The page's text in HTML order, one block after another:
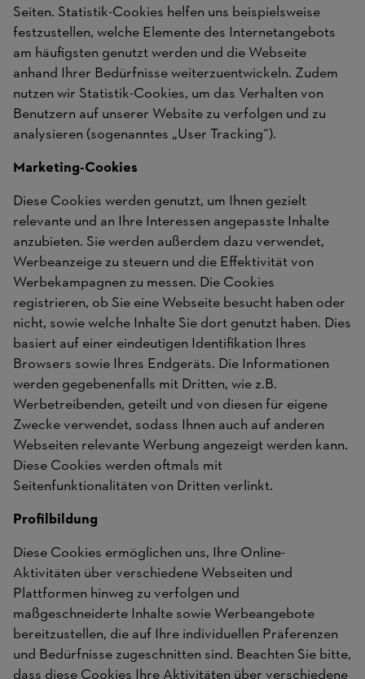
Seiten. Statistik-Cookies helfen uns beispielsweise
festzustellen, welche Elemente des Internetangebots
am häufigsten genutzt werden und die Webseite
anhand Ihrer Bedürfnisse weiterzuentwickeln. Zudem
nutzen wir Statistik-Cookies, um das Verhalten von
Benutzern auf unserer Website zu verfolgen und zu
analysieren (sogenanntes „User Tracking“).
Marketing-Cookies
Diese Cookies werden genutzt, um Ihnen gezielt
relevante und an Ihre Interessen angepasste Inhalte
anzubieten. Sie werden außerdem dazu verwendet,
Werbeanzeige zu steuern und die Effektivität von
Werbekampagnen zu messen. Die Cookies
registrieren, ob Sie eine Webseite besucht haben oder
nicht, sowie welche Inhalte Sie dort genutzt haben. Dies
basiert auf einer eindeutigen Identifikation Ihres
Browsers sowie Ihres Endgeräts. Die Informationen
werden gegebenenfalls mit Dritten, wie z.B.
Werbetreibenden, geteilt und von diesen für eigene
Zwecke verwendet, sodass Ihnen auch auf anderen
Webseiten relevante Werbung angezeigt werden kann.
Diese Cookies werden oftmals mit
Seitenfunktionalitäten von Dritten verlinkt.
Profilbildung
Diese Cookies ermöglichen uns, Ihre Online-
Aktivitäten über verschiedene Webseiten und
Plattformen hinweg zu verfolgen und
maßgeschneiderte Inhalte sowie Werbeangebote
bereitzustellen, die auf Ihre individuellen Präferenzen
und Bedürfnisse zugeschnitten sind. Beachten Sie bitte,